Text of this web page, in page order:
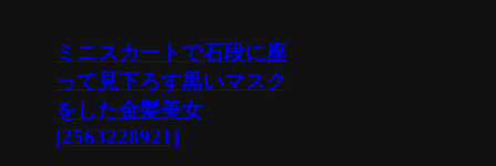
ミニスカートで石段に座
って見下ろす黒いマスク
をした金髪美女
[2563228921]